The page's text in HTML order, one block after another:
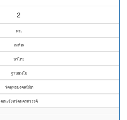
2
พระ
ณฑิณ
นรไทย
ฐานธมฺโม
วัดพุทธมงคลนิมิต
คณะจังหวัดนครสวรรค์